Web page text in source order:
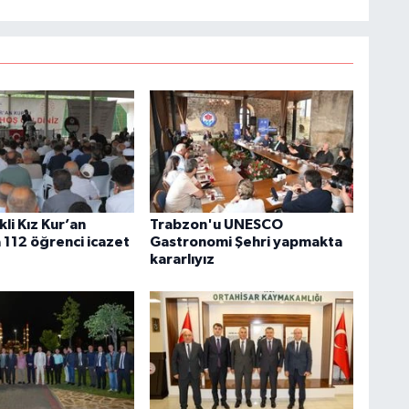
Kız Kur’an
112 öğrenci icazet
Trabzon'u UNESCO
Gastronomi Şehri yapmakta
kararlıyız